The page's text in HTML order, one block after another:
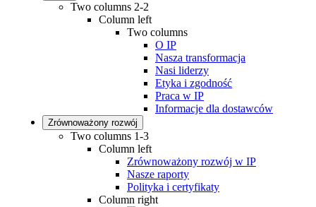
Two columns 2-2
Column left
Two columns
O IP
Nasza transformacja
Nasi liderzy
Etyka i zgodność
Praca w IP
Informacje dla dostawców
Zrównoważony rozwój
Two columns 1-3
Column left
Zrównoważony rozwój w IP
Nasze raporty
Polityka i certyfikaty
Column right